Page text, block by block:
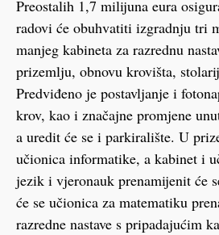
Preostalih 1,7 milijuna eura
radovi će obuhvatiti izgradnju tri
manjeg kabineta za razrednu
prizemlju, obnovu krovišta,
Predviđeno je postavljanje i
krov, kao i značajne promjene
a uredit će se i parkiralište. U
učionica informatike, a kabinet i
jezik i vjeronauk prenamijenit će
će se učionica za matematiku
razredne nastave s pripadajućim